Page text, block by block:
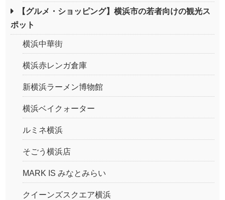
【グルメ・ショッピング】横浜市の若者向けの観光ス
ポット
横浜中華街
横浜赤レンガ倉庫
新横浜ラーメン博物館
横浜ベイクォーター
ルミネ横浜
そごう横浜店
MARK IS みなとみらい
クイーンズスクエア横浜